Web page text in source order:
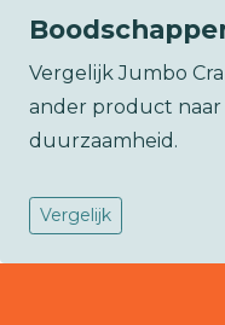
Vergelijk Jumbo
ander product
duurzaamheid.
Vergelijk